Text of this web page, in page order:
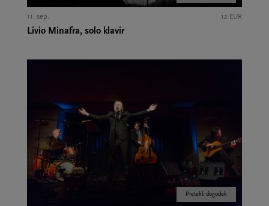
11. sep. 12 EUR
Livio Minafra, solo klavir
Pretekli dogodek